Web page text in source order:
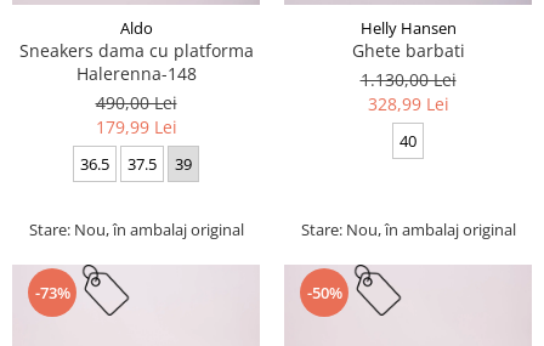
Aldo
Sneakers dama cu platforma
Halerenna-148
490,00 Lei
179,99 Lei
36.5 37.5 39
Stare: Nou, în ambalaj original
Helly Hansen
Ghete barbati
1.130,00 Lei
328,99 Lei
40
Stare: Nou, în ambalaj original
-73% -50%